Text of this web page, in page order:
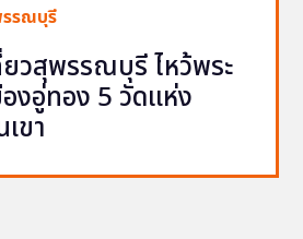
รณบุรี
ยวสุพรรณบุรี ไหว้พระ
องอู่ทอง 5 วัดแห่ง
ขา